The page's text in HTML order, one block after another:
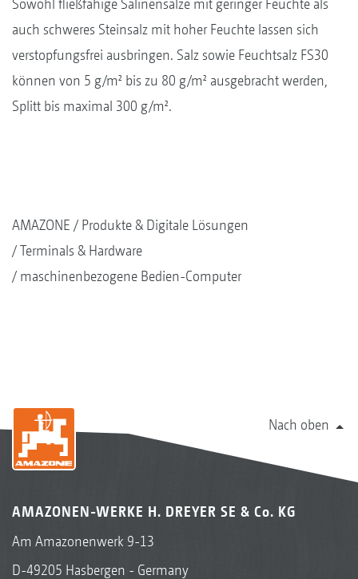
auch schweres Steinsalz mit hoher Feuchte lassen sich
verstopfungsfrei ausbringen. Salz sowie Feuchtsalz FS30
können von 5 g/m² bis zu 80 g/m² ausgebracht werden,
Splitt bis maximal 300 g/m².
AMAZONE
Produkte & Digitale Lösungen
Terminals & Hardware
maschinenbezogene Bedien-Computer
Nach oben
AMAZONEN-WERKE H. DREYER SE & Co. KG
Am Amazonenwerk 9-13
D-49205 Hasbergen - Germany